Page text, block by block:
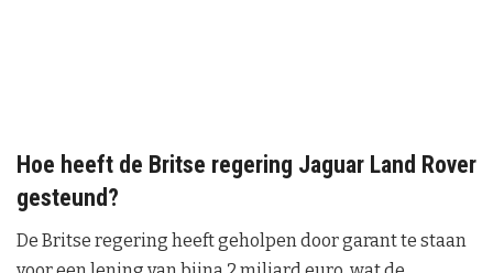
Hoe heeft de Britse regering Jaguar Land Rover
gesteund?
De Britse regering heeft geholpen door garant te staan